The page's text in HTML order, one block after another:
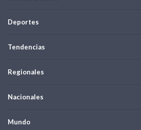
Deportes
Tendencias
Regionales
Nacionales
Mundo